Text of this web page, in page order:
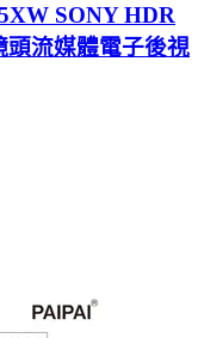
SONY HDR
流媒體電子後視